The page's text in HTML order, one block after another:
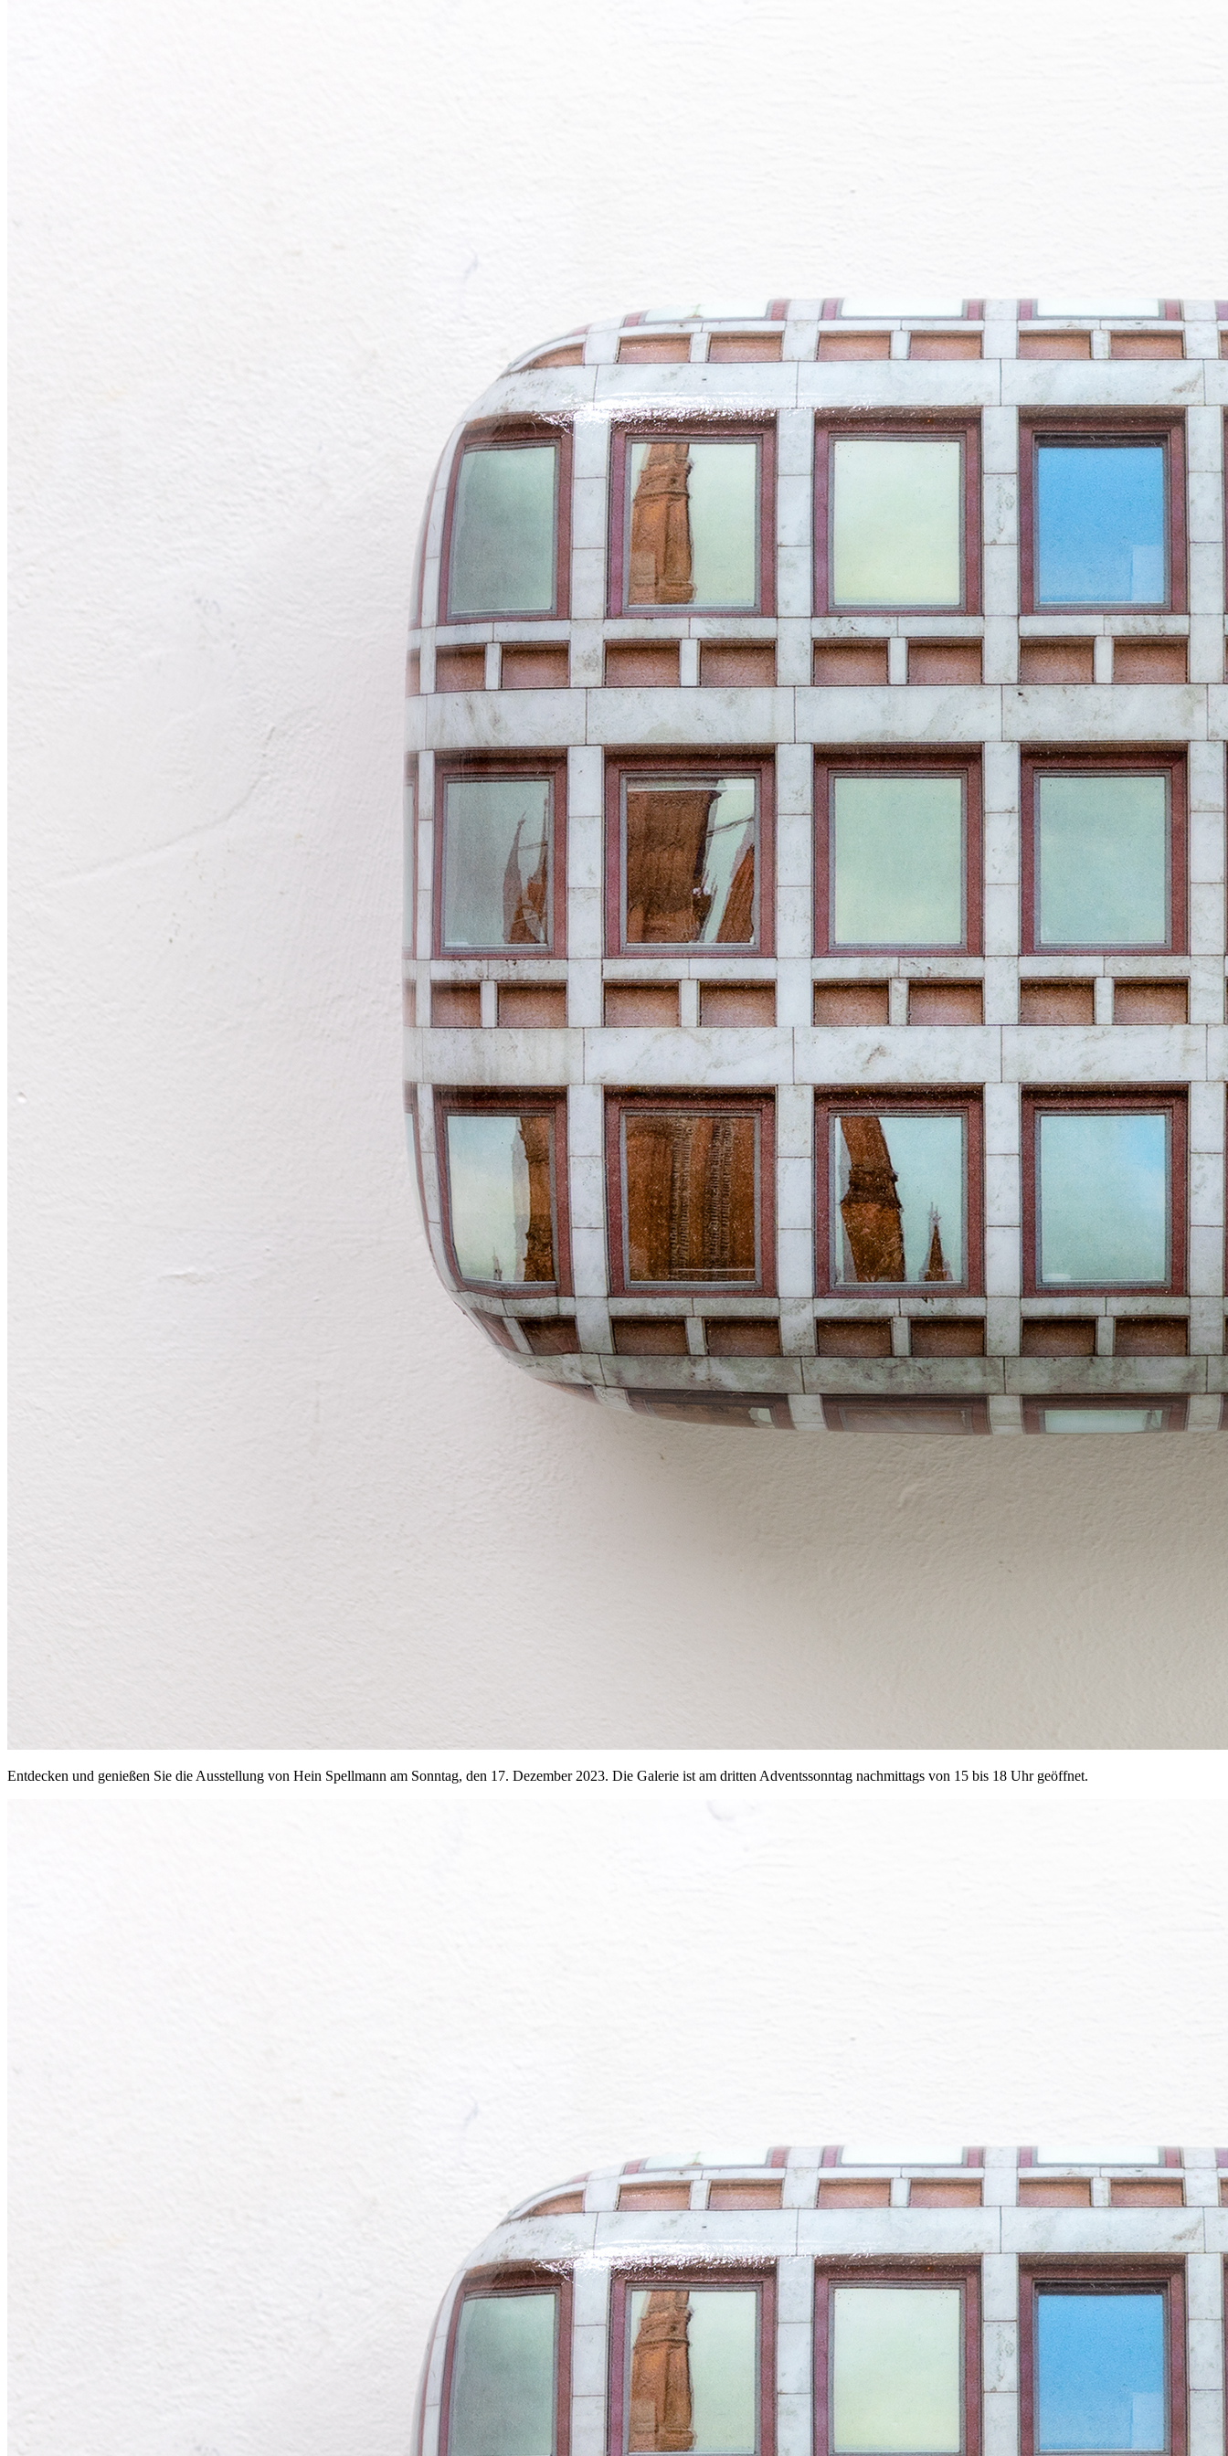
Entdecken und genießen Sie die Ausstellung von Hein Spellmann am Sonntag, den 17. Dezember 2023. Die Galerie ist am dritten Adventssonntag nachmittags von 15 bis 18 Uhr geöffnet.